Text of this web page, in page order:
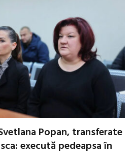
Popan, transferate
execută pedeapsa în